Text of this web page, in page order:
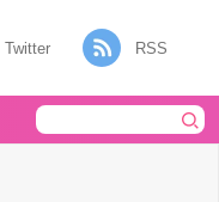
Twitter RSS